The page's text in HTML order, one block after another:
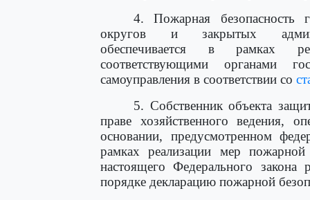
4. Пожарная безопасность
округов и закрытых
обеспечивается в рамках
соответствующими органами
самоуправления в соответствии со
5. Собственник объекта
праве хозяйственного ведения,
основании, предусмотренном
рамках реализации мер
настоящего Федерального закона
порядке декларацию пожарной